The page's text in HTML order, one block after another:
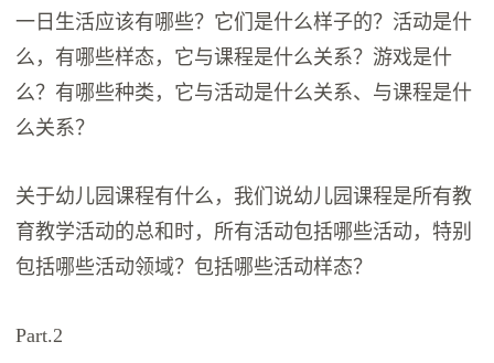
一日生活应该有哪些？它们是什么样子的？活动是什
么，有哪些样态，它与课程是什么关系？游戏是什
么？有哪些种类，它与活动是什么关系、与课程是什
么关系？
关于幼儿园课程有什么，我们说幼儿园课程是所有教
育教学活动的总和时，所有活动包括哪些活动，特别
包括哪些活动领域？包括哪些活动样态？
Part.2